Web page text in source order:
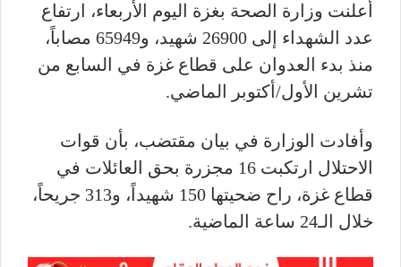
أعلنت وزارة الصحة بغزة اليوم الأربعاء، ارتفاع
عدد الشهداء إلى 26900 شهيد، و65949 مصاباً،
منذ بدء العدوان على قطاع غزة في السابع من
تشرين الأول/أكتوبر الماضي.
وأفادت الوزارة في بيان مقتضب، بأن قوات
الاحتلال ارتكبت 16 مجزرة بحق العائلات في
قطاع غزة، راح ضحيتها 150 شهيداً، و313 جريحاً،
خلال الـ24 ساعة الماضية.